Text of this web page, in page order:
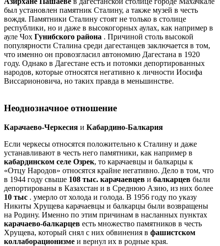
был установлен памятник Сталину, а также музей в честь
вождя. Памятники Сталину стоят не только в столице
республики, но и даже в высокогорных аулах, как например в
ауле Чох Гунибского района . Причиной столь высокой
популярности Сталина среди дагестанцев заключается в том,
что именно он провозгласил автономию Дагестана в 1920
году. Однако в Дагестане есть и потомки депортированных
народов, которые относятся негативно к личности Иосифа
Виссарионовича, но таких правда в меньшинстве.
Неоднозначное отношение
Карачаево-Черкесия и Кабардино-Балкария
Если черкесы относятся положительно к Сталину и даже
устанавливают в честь него памятники, как например в
кабардинском селе Озрек, то карачаевцы и балкарцы к
«Отцу Народов» относятся крайне негативно. Дело в том, что
в 1944 году свыше 108 тыс. карачаевцев и балкарцев были
депортированы в Казахстан и в Среднюю Азию, из них более
10 тыс . умерло от холода и голода. В 1956 году по указу
Никиты Хрущева карачаевцы и балкарцы были возвращены
на Родину. Именно по этим причинам в насланных пунктах
карачаево-балкарцев есть множество памятников в честь
Хрущева, который снял с них обвинения в фашистском
коллаборационизме и вернул их в родные края.